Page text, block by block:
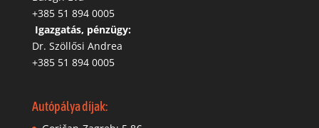
+385 51 894 0005
Igazgatás, pénzügy:
Dr. Szöllősi Andrea
+385 51 894 0005
Autópálya díjak: